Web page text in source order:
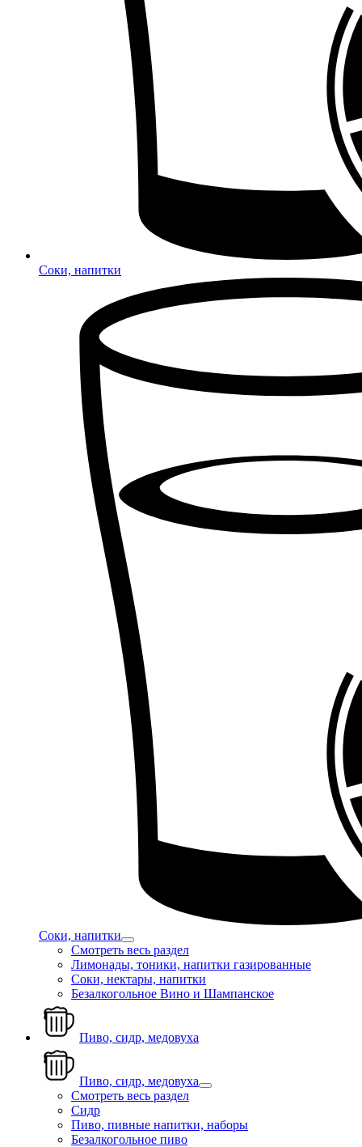
Соки, напитки
Соки, напитки
Смотреть весь раздел
Лимонады, тоники, напитки газированные
Соки, нектары, напитки
Безалкогольное Вино и Шампанское
Пиво, сидр, медовуха
Пиво, сидр, медовуха
Смотреть весь раздел
Сидр
Пиво, пивные напитки, наборы
Безалкогольное пиво